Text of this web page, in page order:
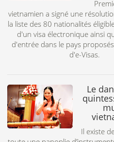
vietnamien a signé une
la liste des 80 nationalités
d'un visa électronique ainsi
d'entrée dans le pays
d'e-Visas.
Le
Il existe